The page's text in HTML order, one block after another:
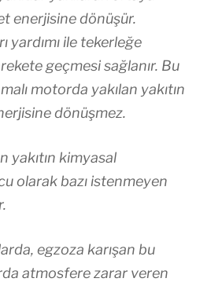
enerjisine dönüşür.
yardımı ile tekerleğe
geçmesi sağlanır. Bu
motorda yakılan yakıtın
dönüşmez.
yakıtın kimyasal
olarak bazı istenmeyen
egzoza karışan bu
atmosfere zarar veren